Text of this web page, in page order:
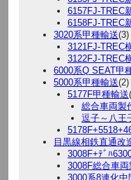
6157FJ-TREC
6158FJ-TREC
3020系甲種輸送(3)
3121FJ-TREC
3122FJ-TREC
6000系Q SEAT甲
5000系甲種輸送(2)
5177F甲種輸送
総合車両製
逗子～八王
目黒線相鉄直通改
3008F+ﾃﾞﾊ
3008F総合車
3000系8連化中